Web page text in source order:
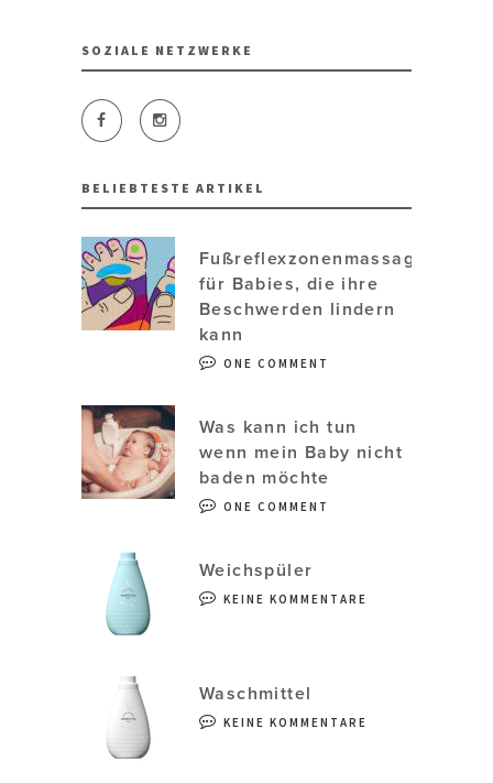
SOZIALE NETZWERKE
BELIEBTESTE ARTIKEL
Fußreflexzonenmassage
für Babies, die ihre
Beschwerden lindern
kann
ONE COMMENT
Was kann ich tun
wenn mein Baby nicht
baden möchte
ONE COMMENT
Weichspüler
KEINE KOMMENTARE
Waschmittel
KEINE KOMMENTARE